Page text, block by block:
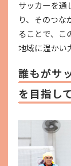
サッカーを通
り、そのつな
ることで、こ
地域に温かい
誰もがサ
を目指し